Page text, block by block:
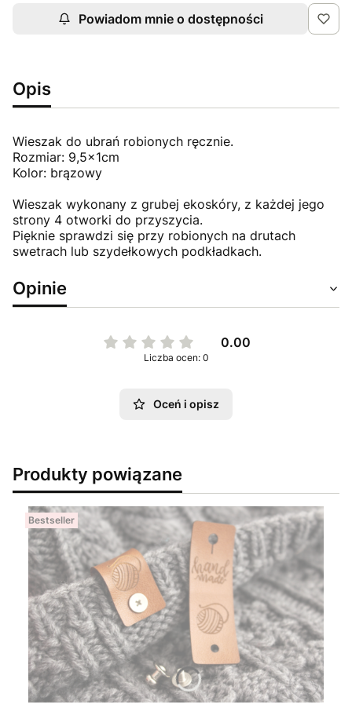
Powiadom mnie o dostępności
Opis
Wieszak do ubrań robionych ręcznie.
Rozmiar: 9,5x1cm
Kolor: brązowy
Wieszak wykonany z grubej ekoskóry, z każdej jego
strony 4 otworki do przyszycia.
Pięknie sprawdzi się przy robionych na drutach
swetrach lub szydełkowych podkładkach.
Opinie
0.00
Liczba ocen: 0
Oceń i opisz
Produkty powiązane
Bestseller